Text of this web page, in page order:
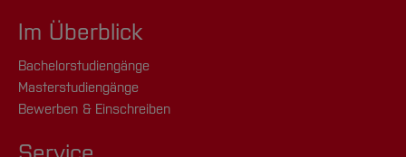
Im Überblick
Bachelorstudiengänge
Masterstudiengänge
Bewerben & Einschreiben